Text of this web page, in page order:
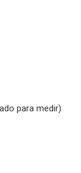
para medir)